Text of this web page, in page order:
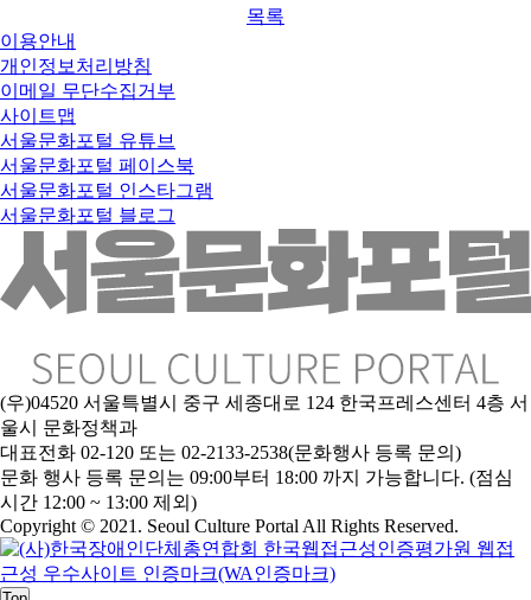
목록
이용안내
개인정보처리방침
이메일 무단수집거부
사이트맵
서울문화포털 유튜브
서울문화포털 페이스북
서울문화포털 인스타그램
서울문화포털 블로그
(우)04520 서울특별시 중구 세종대로 124 한국프레스센터 4층 서
울시 문화정책과
대표전화 02-120 또는 02-2133-2538(문화행사 등록 문의)
문화 행사 등록 문의는 09:00부터 18:00 까지 가능합니다. (점심
시간 12:00 ~ 13:00 제외)
Copyright © 2021. Seoul Culture Portal All Rights Reserved.